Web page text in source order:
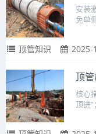
安装
免单
顶管知识 2025-
顶
核心
顶进